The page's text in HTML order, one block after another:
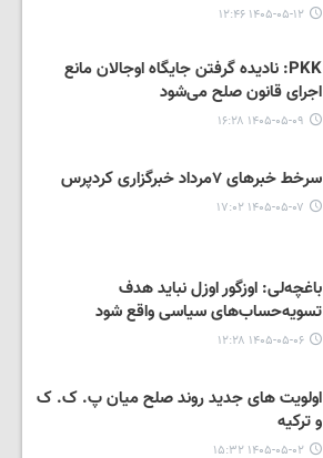
۱۴۰۵-۰۵-۱۲ ۱۲:۴۶
PKK: نادیده گرفتن جایگاه اوجالان مانع
اجرای قانون صلح می‌شود
۱۴۰۵-۰۵-۰۹ ۱۶:۲۸
سرخط خبرهای ۷مرداد خبرگزاری کردپرس
۱۴۰۵-۰۵-۰۷ ۱۷:۰۲
باغچه‌لی: اوزگور اوزل نباید هدف
تسویه‌حساب‌های سیاسی واقع شود
۱۴۰۵-۰۵-۰۶ ۱۲:۲۸
اولویت های جدید روند صلح میان پ. ک. ک
و ترکیه
۱۴۰۵-۰۵-۰۲ ۱۵:۳۲